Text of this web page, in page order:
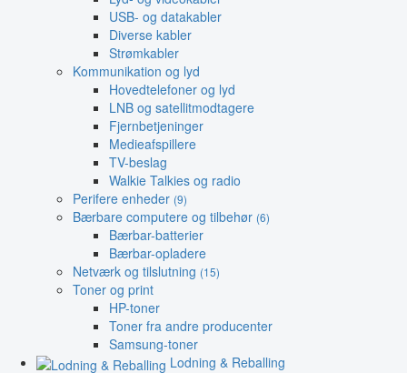
USB- og datakabler
Diverse kabler
Strømkabler
Kommunikation og lyd
Hovedtelefoner og lyd
LNB og satellitmodtagere
Fjernbetjeninger
Medieafspillere
TV-beslag
Walkie Talkies og radio
Perifere enheder (9)
Bærbare computere og tilbehør (6)
Bærbar-batterier
Bærbar-opladere
Netværk og tilslutning (15)
Toner og print
HP-toner
Toner fra andre producenter
Samsung-toner
Lodning & Reballing